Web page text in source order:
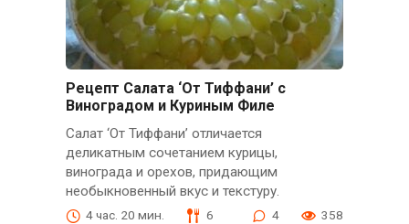
Рецепт Салата ‘От Тиффани’ с
Виноградом и Куриным Филе
Салат ‘От Тиффани’ отличается
деликатным сочетанием курицы,
винограда и орехов, придающим
необыкновенный вкус и текстуру.
4 час. 20 мин. 6 4 358